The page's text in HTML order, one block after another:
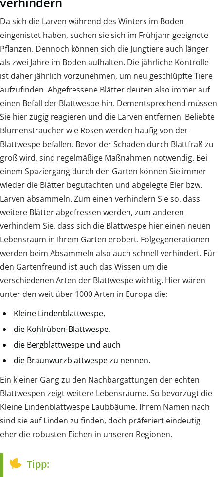
Da sich die Larven während des Winters im Boden
eingenistet haben, suchen sie sich im Frühjahr geeignete
Pflanzen. Dennoch können sich die Jungtiere auch länger
als zwei Jahre im Boden aufhalten. Die jährliche Kontrolle
ist daher jährlich vorzunehmen, um neu geschlüpfte Tiere
aufzufinden. Abgefressene Blätter deuten also immer auf
einen Befall der Blattwespe hin. Dementsprechend müssen
Sie hier zügig reagieren und die Larven entfernen. Beliebte
Blumensträucher wie Rosen werden häufig von der
Blattwespe befallen. Bevor der Schaden durch Blattfraß zu
groß wird, sind regelmäßige Maßnahmen notwendig. Bei
einem Spaziergang durch den Garten können Sie immer
wieder die Blätter begutachten und abgelegte Eier bzw.
Larven absammeln. Zum einen verhindern Sie so, dass
weitere Blätter abgefressen werden, zum anderen
verhindern Sie, dass sich die Blattwespe hier einen neuen
Lebensraum in Ihrem Garten erobert. Folgegenerationen
werden beim Absammeln also auch schnell verhindert. Für
den Gartenfreund ist auch das Wissen um die
verschiedenen Arten der Blattwespe wichtig. Hier wären
unter den weit über 1000 Arten in Europa die:
Kleine Lindenblattwespe,
die Kohlrüben-Blattwespe,
die Bergblattwespe und auch
die Braunwurzblattwespe zu nennen.
Ein kleiner Gang zu den Nachbargattungen der echten
Blattwespen zeigt weitere Lebensräume. So bevorzugt die
Kleine Lindenblattwespe Laubbäume. Ihrem Namen nach
sind sie auf Linden zu finden, doch präferiert eindeutig
eher die robusten Eichen in unseren Regionen.
Tipp: